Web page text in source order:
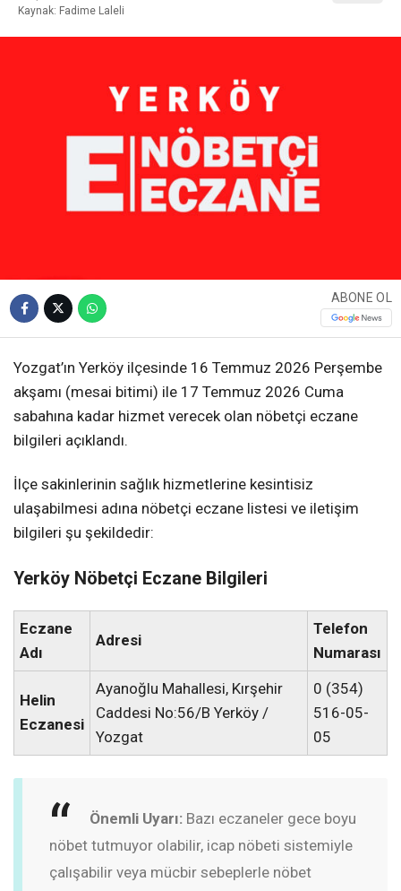
Kaynak: Fadime Laleli
ABONE OL
Yozgat’ın Yerköy ilçesinde 16 Temmuz 2026 Perşembe
akşamı (mesai bitimi) ile 17 Temmuz 2026 Cuma
sabahına kadar hizmet verecek olan nöbetçi eczane
bilgileri açıklandı.
İlçe sakinlerinin sağlık hizmetlerine kesintisiz
ulaşabilmesi adına nöbetçi eczane listesi ve iletişim
bilgileri şu şekildedir:
Yerköy Nöbetçi Eczane Bilgileri
Eczane
Adı
Adresi
Telefon
Numarası
Helin
Eczanesi
Ayanoğlu Mahallesi, Kırşehir
Caddesi No:56/B Yerköy /
Yozgat
0 (354)
516-05-
05
Önemli Uyarı: Bazı eczaneler gece boyu
nöbet tutmuyor olabilir, icap nöbeti sistemiyle
çalışabilir veya mücbir sebeplerle nöbet